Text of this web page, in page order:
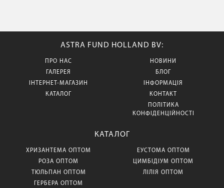
ASTRA FUND HOLLAND BV:
ПРО НАС
ГАЛЕРЕЯ
ІНТЕРНЕТ-МАГАЗИН
КАТАЛОГ
НОВИНИ
БЛОГ
ІНФОРМАЦІЯ
КОНТАКТ
ПОЛІТИКА
КОНФІДЕНЦІЙНОСТІ
КАТАЛОГ
ХРИЗАНТЕМА ОПТОМ
РОЗА ОПТОМ
ТЮЛЬПАН ОПТОМ
ГЕРБЕРА ОПТОМ
ЕУСТОМА ОПТОМ
ЦИМБІДІУМ ОПТОМ
ЛІЛІЯ ОПТОМ